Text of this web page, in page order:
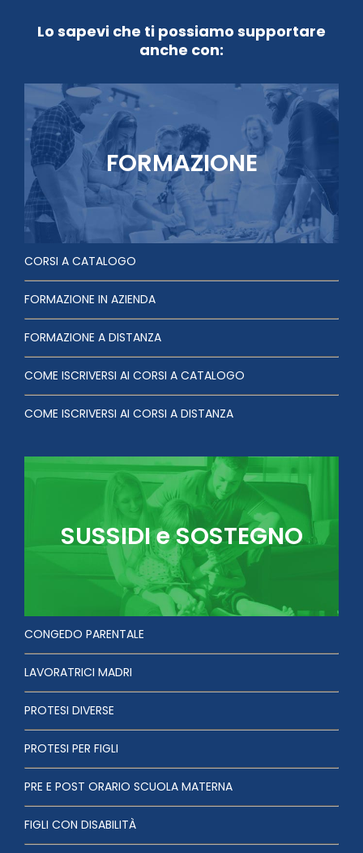
Lo sapevi che ti possiamo supportare
anche con:
FORMAZIONE
CORSI A CATALOGO
FORMAZIONE IN AZIENDA
FORMAZIONE A DISTANZA
COME ISCRIVERSI AI CORSI A CATALOGO
COME ISCRIVERSI AI CORSI A DISTANZA
SUSSIDI e SOSTEGNO
CONGEDO PARENTALE
LAVORATRICI MADRI
PROTESI DIVERSE
PROTESI PER FIGLI
PRE E POST ORARIO SCUOLA MATERNA
FIGLI CON DISABILITÀ